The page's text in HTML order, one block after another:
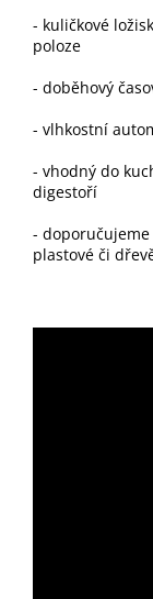
- kuličkové
poloze
- doběhový
- vlhkostní
- vhodný do
digestoří
-
plastové či